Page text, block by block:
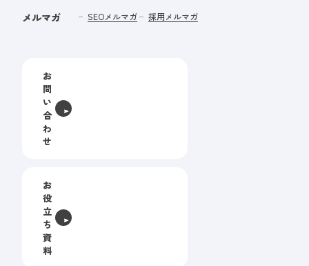
メルマガ
SEOメルマガ 採用メルマガ
お
問
い
合
わ
せ
お
役
立
ち
資
料